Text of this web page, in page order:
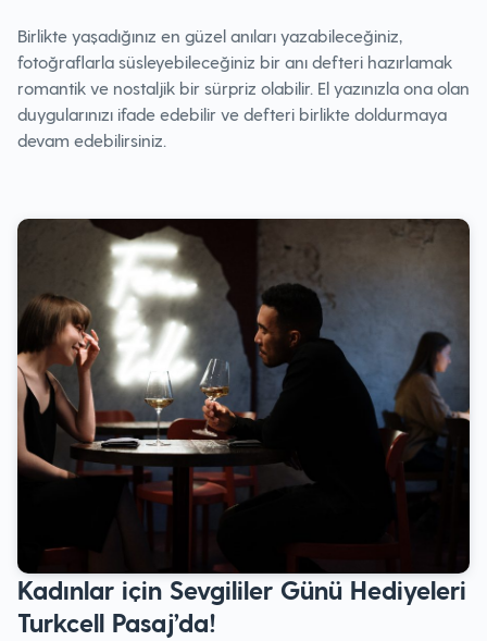
Birlikte yaşadığınız en güzel anıları yazabileceğiniz,
fotoğraflarla süsleyebileceğiniz bir anı defteri hazırlamak
romantik ve nostaljik bir sürpriz olabilir. El yazınızla ona olan
duygularınızı ifade edebilir ve defteri birlikte doldurmaya
devam edebilirsiniz.
Kadınlar için Sevgililer Günü Hediyeleri
Turkcell Pasaj’da!